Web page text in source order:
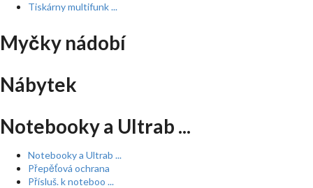
Tiskárny multifunk ...
Myčky nádobí
Nábytek
Notebooky a Ultrab ...
Notebooky a Ultrab ...
Přepěťová ochrana
Přísluš. k noteboo ...